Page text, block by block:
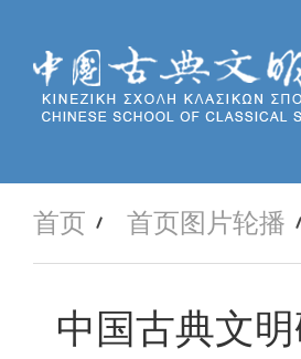
首页 首页图片轮播
中国古典文